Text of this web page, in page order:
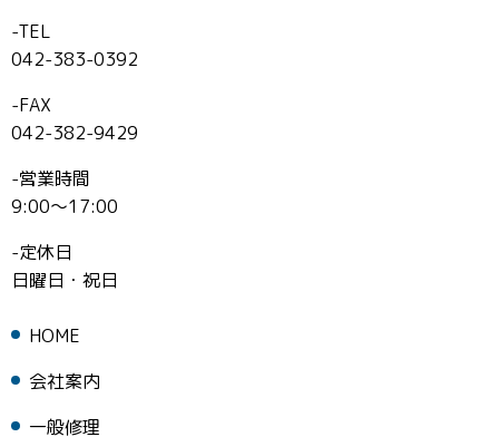
-TEL
042-383-0392
-FAX
042-382-9429
-営業時間
9:00～17:00
-定休日
日曜日・祝日
HOME
会社案内
一般修理